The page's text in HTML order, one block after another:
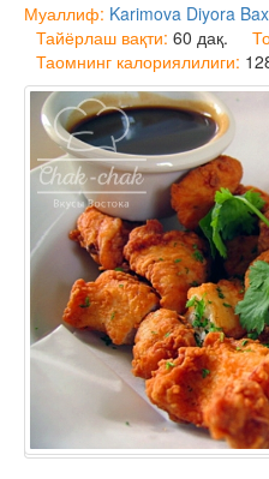
Муаллиф: Karimova Diyora
Тайёрлаш вақти: 60 дақ.
Таомнинг калориялилиги: